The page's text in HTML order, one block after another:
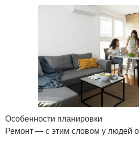
Особенности планировки
Ремонт — с этим словом у людей